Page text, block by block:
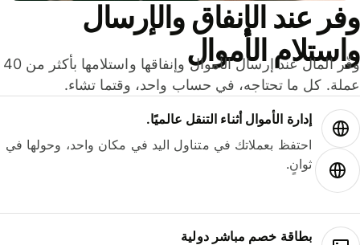
عند الإنفاق والإرسال
الأموال
وفّر المال عند إرسال الأموال وإنفاقها واستلامها بأكثر من 40
كل ما تحتاجه، في حساب واحد، وقتما تشاء.
إدارة الأموال أثناء التنقل عالميًا.
احتفظ بعملاتك في متناول اليد في مكان واحد، وحولها في
ثوانٍ.
بطاقة خصم مباشر دولية